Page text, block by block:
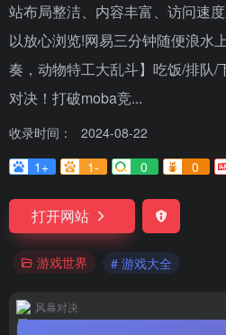
站布局整洁、内容丰富、访问速
以放心浏览!网易三分钟随便浪水
奏，动物特工大乱斗】吃饭/排队/
对决！打破moba竞...
收录时间：
2024-08-22
1+
1- 0 0
打开网站
游戏世界 # 游戏大全
风暴对决